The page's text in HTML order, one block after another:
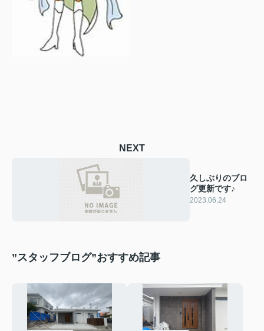
NEXT
久しぶりのブロ
グ更新です♪
2023.06.24
”スタッフブログ”おすすめ記事